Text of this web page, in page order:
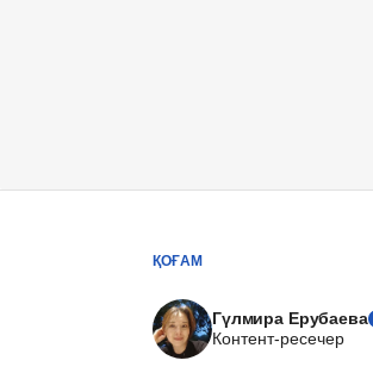
ҚОҒАМ
Гүлмира Ерубаева
Контент-ресечер